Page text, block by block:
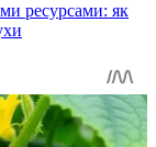
ресурсами: як